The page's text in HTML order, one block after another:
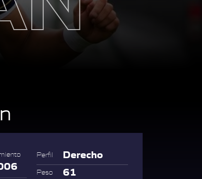
Perfil Derecho
Peso 61